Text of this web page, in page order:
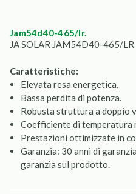
jam54d40-465/lr.
JA SOLAR JAM54D40-465/
Caratteristiche:
Elevata resa energetica.
Bassa perdita di potenza.
Robusta struttura a doppio
Coefficiente di temperatura
Prestazioni ottimizzate in
Garanzia: 30 anni di
garanzia sul prodotto.